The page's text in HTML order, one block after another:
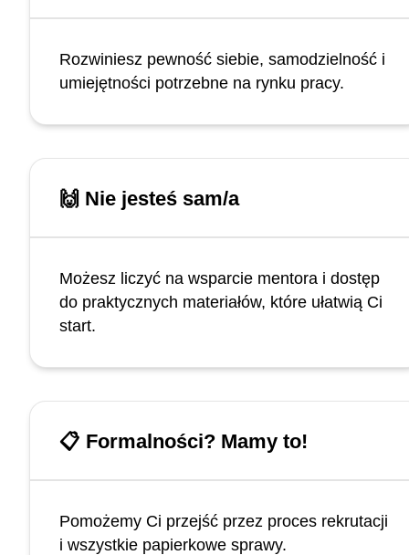
Rozwiniesz pewność siebie, samodzielność i
umiejętności potrzebne na rynku pracy.
🙌 Nie jesteś sam/a
Możesz liczyć na wsparcie mentora i dostęp
do praktycznych materiałów, które ułatwią Ci
start.
📋 Formalności? Mamy to!
Pomożemy Ci przejść przez proces rekrutacji
i wszystkie papierkowe sprawy.